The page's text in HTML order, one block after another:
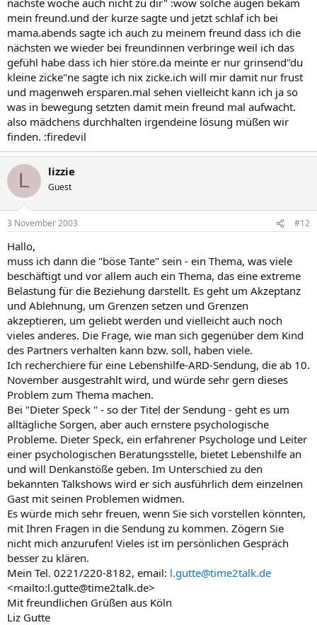
mein freund.und der kurze sagte und jetzt schlaf ich bei
mama.abends sagte ich auch zu meinem freund dass ich die
nächsten we wieder bei freundinnen verbringe weil ich das
gefühl habe dass ich hier störe.da meinte er nur grinsend"du
kleine zicke"ne sagte ich nix zicke.ich will mir damit nur frust
und magenweh ersparen.mal sehen vielleicht kann ich ja so
was in bewegung setzten damit mein freund mal aufwacht.
also mädchens durchhalten irgendeine lösung müßen wir
finden. :firedevil
L lizzie
Guest
3 November 2003 #12
Hallo,
muss ich dann die "böse Tante" sein - ein Thema, was viele
beschäftigt und vor allem auch ein Thema, das eine extreme
Belastung für die Beziehung darstellt. Es geht um Akzeptanz
und Ablehnung, um Grenzen setzen und Grenzen
akzeptieren, um geliebt werden und vielleicht auch noch
vieles anderes. Die Frage, wie man sich gegenüber dem Kind
des Partners verhalten kann bzw. soll, haben viele.
Ich recherchiere für eine Lebenshilfe-ARD-Sendung, die ab 10.
November ausgestrahlt wird, und würde sehr gern dieses
Problem zum Thema machen.
Bei "Dieter Speck " - so der Titel der Sendung - geht es um
alltägliche Sorgen, aber auch ernstere psychologische
Probleme. Dieter Speck, ein erfahrener Psychologe und Leiter
einer psychologischen Beratungsstelle, bietet Lebenshilfe an
und will Denkanstöße geben. Im Unterschied zu den
bekannten Talkshows wird er sich ausführlich dem einzelnen
Gast mit seinen Problemen widmen.
Es würde mich sehr freuen, wenn Sie sich vorstellen könnten,
mit Ihren Fragen in die Sendung zu kommen. Zögern Sie
nicht mich anzurufen! Vieles ist im persönlichen Gespräch
besser zu klären.
Mein Tel. 0221/220-8182, email: l.gutte@time2talk.de
<mailto:l.gutte@time2talk.de>
Mit freundlichen Grüßen aus Köln
Liz Gutte